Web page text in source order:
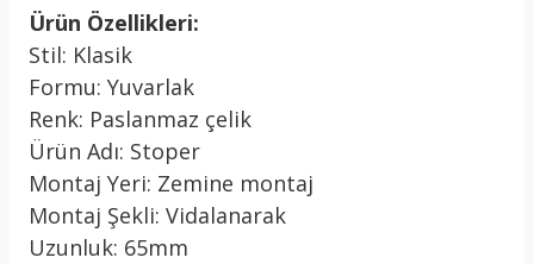
Ürün Özellikleri:
Stil: Klasik
Formu: Yuvarlak
Renk: Paslanmaz çelik
Ürün Adı: Stoper
Montaj Yeri: Zemine montaj
Montaj Şekli: Vidalanarak
Uzunluk: 65mm